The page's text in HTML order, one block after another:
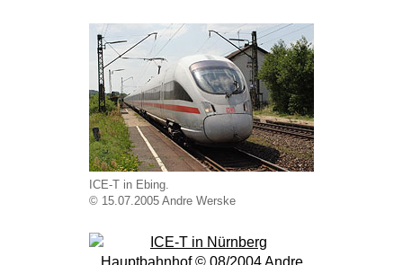
ICE-T in Ebing.
© 15.07.2005 Andre Werske